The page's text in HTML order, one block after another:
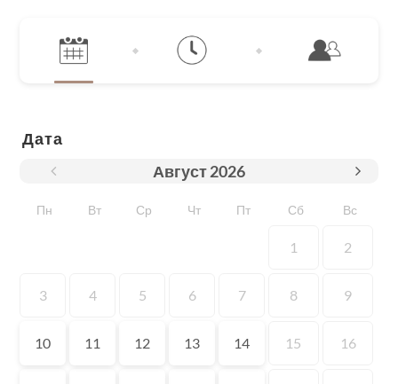
Дата
Август2026
Пн Вт Ср Чт Пт Сб Вс
1 2
3 4 5 6 7 8 9
10 11 12 13 14 15 16